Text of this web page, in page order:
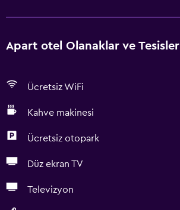
Apart otel Olanaklar ve Tesisler
Ücretsiz WiFi
Kahve makinesi
Ücretsiz otopark
Düz ekran TV
Televizyon